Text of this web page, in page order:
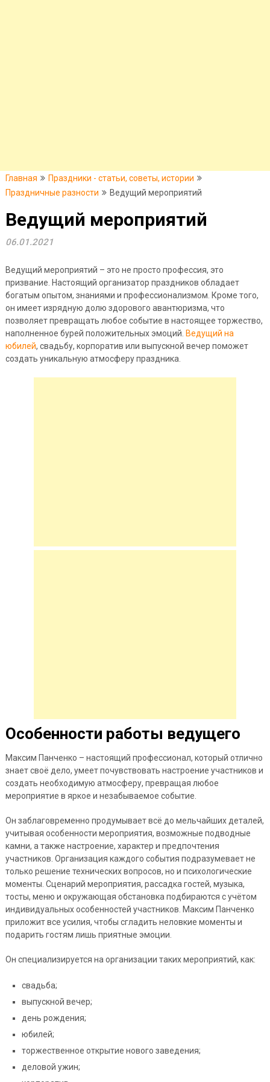
Главная
Праздники - статьи, советы, истории
Праздничные разности
Ведущий мероприятий
Ведущий мероприятий
06.01.2021
Ведущий мероприятий – это не просто профессия, это
призвание. Настоящий организатор праздников обладает
богатым опытом, знаниями и профессионализмом. Кроме того,
он имеет изрядную долю здорового авантюризма, что
позволяет превращать любое событие в настоящее торжество,
наполненное бурей положительных эмоций. Ведущий на
юбилей, свадьбу, корпоратив или выпускной вечер поможет
создать уникальную атмосферу праздника.
Особенности работы ведущего
Максим Панченко – настоящий профессионал, который отлично
знает своё дело, умеет почувствовать настроение участников и
создать необходимую атмосферу, превращая любое
мероприятие в яркое и незабываемое событие.
Он заблаговременно продумывает всё до мельчайших деталей,
учитывая особенности мероприятия, возможные подводные
камни, а также настроение, характер и предпочтения
участников. Организация каждого события подразумевает не
только решение технических вопросов, но и психологические
моменты. Сценарий мероприятия, рассадка гостей, музыка,
тосты, меню и окружающая обстановка подбираются с учётом
индивидуальных особенностей участников. Максим Панченко
приложит все усилия, чтобы сгладить неловкие моменты и
подарить гостям лишь приятные эмоции.
Он специализируется на организации таких мероприятий, как:
свадьба;
выпускной вечер;
день рождения;
юбилей;
торжественное открытие нового заведения;
деловой ужин;